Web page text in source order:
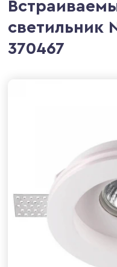
светильник
370467